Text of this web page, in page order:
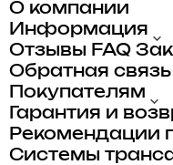
О компании
Информация
Отзывы FAQ
Обратная связь
Покупателям
Гарантия и
Рекомендации
Системы